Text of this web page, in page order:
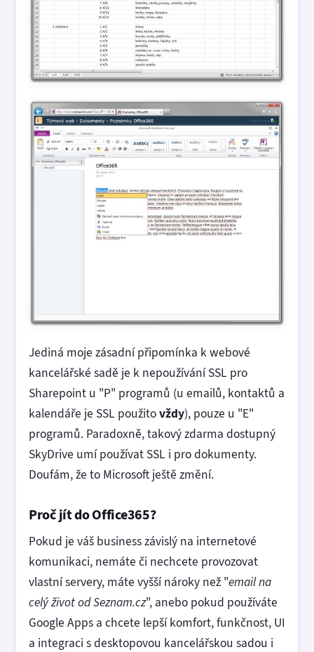
Jediná moje zásadní připomínka k webové
kancelářské sadě je k nepoužívání SSL pro
Sharepoint u "P" programů (u emailů, kontaktů a
kalendáře je SSL použitovždy), pouze u "E"
programů. Paradoxně, takový zdarma dostupný
SkyDrive umí používat SSL i pro dokumenty.
Doufám, že to Microsoft ještě změní.
Proč jít do Office365?
Pokud je váš business závislý na internetové
komunikaci, nemáte či nechcete provozovat
vlastní servery, máte vyšší nároky než "email na
celý život od Seznam.cz", anebo pokud používáte
Google Apps a chcete lepší komfort, funkčnost, UI
a integraci s desktopovou kancelářskou sadou i